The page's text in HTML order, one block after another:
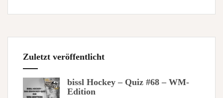
Zuletzt veröffentlicht
bissl Hockey – Quiz #68 – WM-
Edition